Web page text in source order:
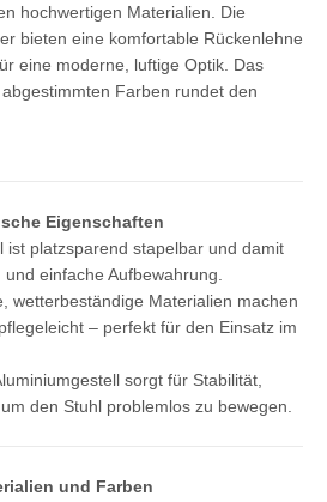
hochwertigen Materialien. Die
bieten eine komfortable Rückenlehne
eine moderne, luftige Optik. Das
Farben rundet den
Eigenschaften
ist platzsparend stapelbar und damit
einfache Aufbewahrung.
wetterbeständige Materialien machen
– perfekt für den Einsatz im
sorgt für Stabilität,
den Stuhl problemlos zu bewegen.
und Farben